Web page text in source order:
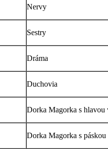
Nervy
Sestry
Dráma
Duchovia
Dorka Magorka s hlavou
Dorka Magorka s páskou